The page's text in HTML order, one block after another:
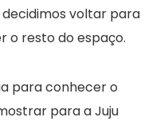
voltar para
o resto do espaço.
para conhecer o
para a Juju